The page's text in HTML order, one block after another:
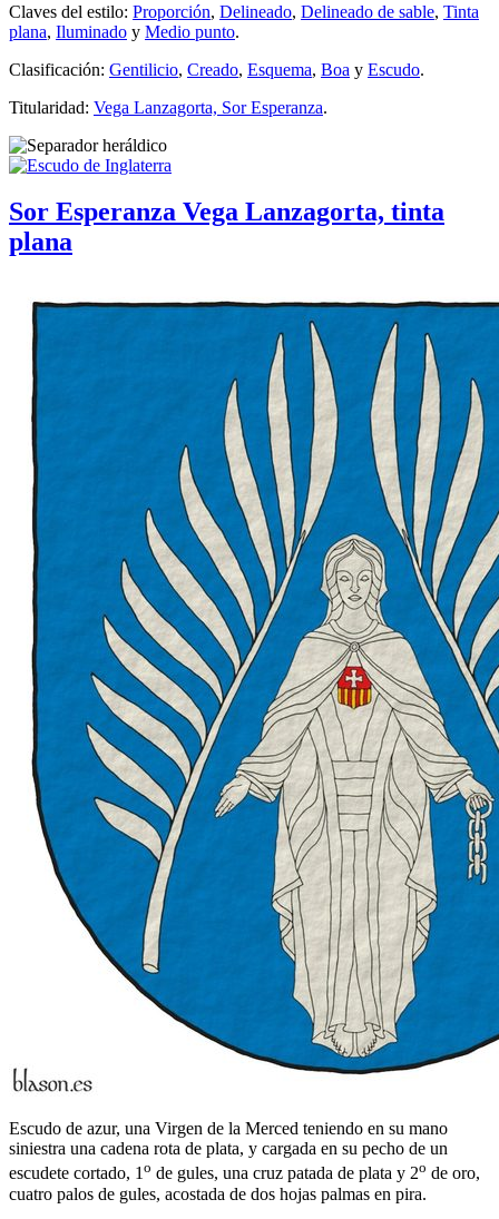
Claves del estilo: Proporción, Delineado, Delineado de sable, Tinta
plana, Iluminado y Medio punto.
Clasificación: Gentilicio, Creado, Esquema, Boa y Escudo.
Titularidad: Vega Lanzagorta, Sor Esperanza.
Sor Esperanza Vega Lanzagorta, tinta
plana
Escudo de azur, una Virgen de la Merced teniendo en su mano
siniestra una cadena rota de plata, y cargada en su pecho de un
escudete cortado, 1o de gules, una cruz patada de plata y 2o de oro,
cuatro palos de gules, acostada de dos hojas palmas en pira.